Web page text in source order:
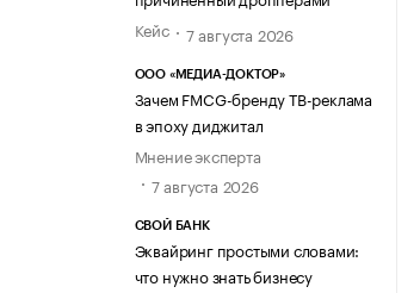
Кейс
7 августа 2026
ООО «МЕДИА-ДОКТОР»
Зачем FMCG-бренду ТВ-реклама
в эпоху диджитал
Мнение эксперта
7 августа 2026
СВОЙ БАНК
Эквайринг простыми словами:
что нужно знать бизнесу